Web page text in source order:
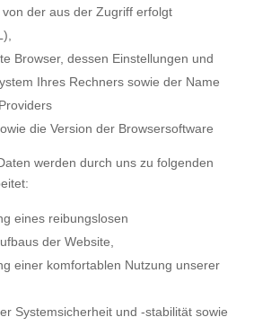
der aus der Zugriff erfolgt
Browser, dessen Einstellungen und
Ihres Rechners sowie der Name
die Version der Browsersoftware
werden durch uns zu folgenden
eines reibungslosen
der Website,
einer komfortablen Nutzung unserer
Systemsicherheit und -stabilität sowie